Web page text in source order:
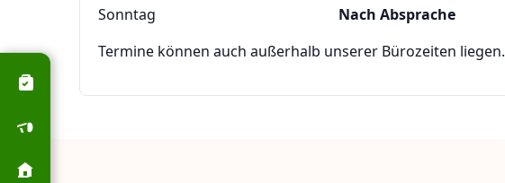
Sonntag
Nach Absprache
Termine können auch außerhalb unserer Bürozeiten liegen.